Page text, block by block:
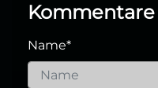
Kommentare
Name*